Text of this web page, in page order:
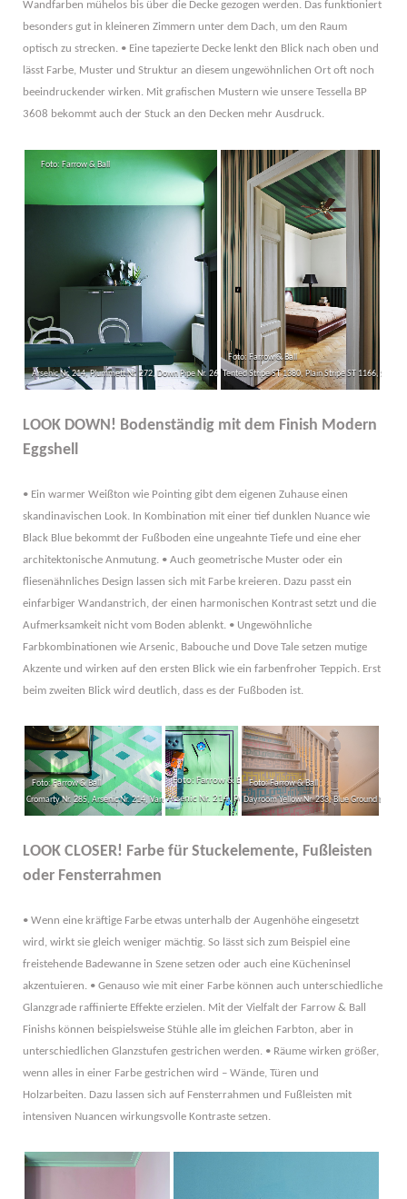
Wandfarben mühelos bis über die Decke gezogen werden. Das funktioniert
besonders gut in kleineren Zimmern unter dem Dach, um den Raum
optisch zu strecken. • Eine tapezierte Decke lenkt den Blick nach oben und
lässt Farbe, Muster und Struktur an diesem ungewöhnlichen Ort oft noch
beeindruckender wirken. Mit grafischen Mustern wie unsere Tessella BP
3608 bekommt auch der Stuck an den Decken mehr Ausdruck.
Foto: Farrow & Ball
Arsenic Nr. 214, Plummett Nr. 272, Down Pipe Nr. 26
Foto: Farrow & Ball
Tented Stripe ST 1380, Plain Stripe ST 1166,
LOOK DOWN! Bodenständig mit dem Finish Modern
Eggshell
• Ein warmer Weißton wie Pointing gibt dem eigenen Zuhause einen
skandinavischen Look. In Kombination mit einer tief dunklen Nuance wie
Black Blue bekommt der Fußboden eine ungeahnte Tiefe und eine eher
architektonische Anmutung. • Auch geometrische Muster oder ein
fliesenähnliches Design lassen sich mit Farbe kreieren. Dazu passt ein
einfarbiger Wandanstrich, der einen harmonischen Kontrast setzt und die
Aufmerksamkeit nicht vom Boden ablenkt. • Ungewöhnliche
Farbkombinationen wie Arsenic, Babouche und Dove Tale setzen mutige
Akzente und wirken auf den ersten Blick wie ein farbenfroher Teppich. Erst
beim zweiten Blick wird deutlich, dass es der Fußboden ist.
Foto: Farrow & Ball
Cromarty Nr. 285, Arsenic Nr. 214, Vardo Nr. 288
Foto: Farrow & Ball
Arsenic Nr. 214, Pelt Nr. 254
Foto: Farrow & Ball
Dayroom Yellow Nr. 233, Blue Ground Nr.
LOOK CLOSER! Farbe für Stuckelemente, Fußleisten
oder Fensterrahmen
• Wenn eine kräftige Farbe etwas unterhalb der Augenhöhe eingesetzt
wird, wirkt sie gleich weniger mächtig. So lässt sich zum Beispiel eine
freistehende Badewanne in Szene setzen oder auch eine Kücheninsel
akzentuieren. • Genauso wie mit einer Farbe können auch unterschiedliche
Glanzgrade raffinierte Effekte erzielen. Mit der Vielfalt der Farrow & Ball
Finishs können beispielsweise Stühle alle im gleichen Farbton, aber in
unterschiedlichen Glanzstufen gestrichen werden. • Räume wirken größer,
wenn alles in einer Farbe gestrichen wird – Wände, Türen und
Holzarbeiten. Dazu lassen sich auf Fensterrahmen und Fußleisten mit
intensiven Nuancen wirkungsvolle Kontraste setzen.